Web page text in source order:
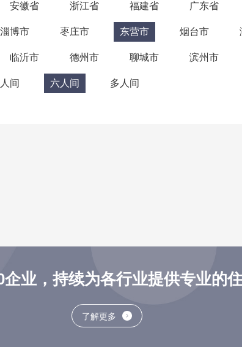
安徽省 浙江省 福建省 广东省
淄博市 枣庄市 东营市 烟台市
临沂市 德州市 聊城市 滨州市
间 六人间 多人间
企业，持续为各行业提供专业的
了解更多